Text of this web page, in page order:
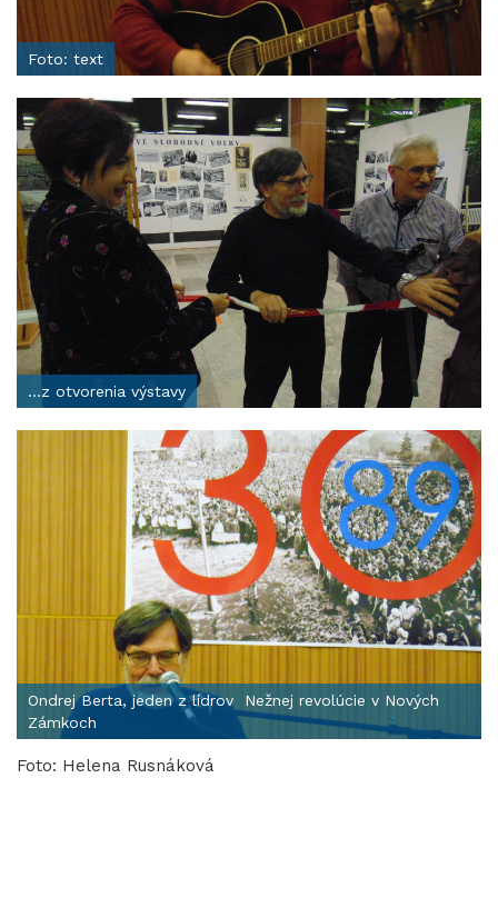
Foto: text
...z otvorenia výstavy
Ondrej Berta, jeden z lídrov Nežnej revolúcie v Nových
Zámkoch
Foto: Helena Rusnáková